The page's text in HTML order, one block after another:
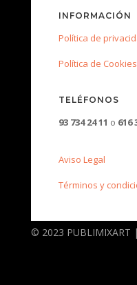
INFORMACIÓN
Política de
Política de Cookies
TELÉFONOS
93 734 24 11 o 616
Aviso Legal
Términos y
© 2023